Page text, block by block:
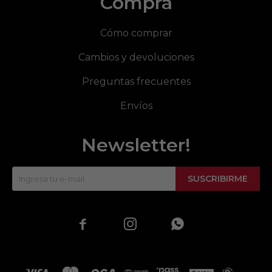
Cómo comprar
Cambios y devoluciones
Preguntas frecuentes
Envíos
Newsletter!
SUSCRIBIRME
  